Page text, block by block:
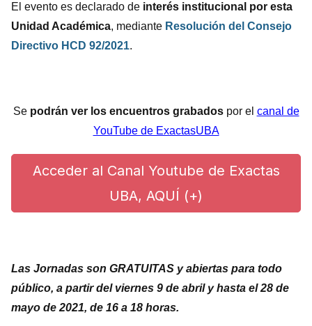
El evento es declarado de interés institucional por esta
Unidad Académica, mediante Resolución del Consejo
Directivo HCD 92/2021.
Se podrán ver los encuentros grabadospor el canal de
YouTube de ExactasUBA
Acceder al Canal Youtube de Exactas
UBA, AQUÍ (+)
Las Jornadas son GRATUITAS y abiertas para todo
público, a partir del viernes 9 de abril y hasta el 28 de
mayo de 2021, de 16 a 18 horas.